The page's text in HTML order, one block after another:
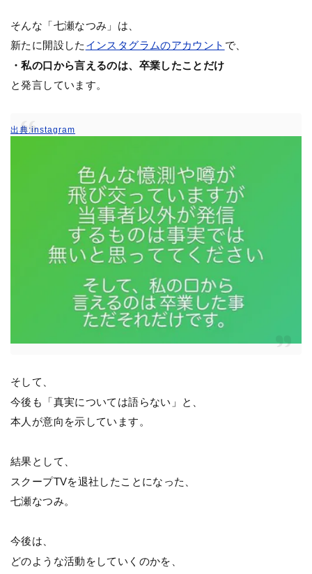
そんな「七瀬なつみ」は、
新たに開設した インスタグラムのアカウント で、
・私の口から言えるのは、卒業したことだけ
と発言しています。
出典:instagram
そして、
今後も「真実については語らない」と、
本人が意向を示しています。
結果として、
スクープTVを退社したことになった、
七瀬なつみ。
今後は、
どのような活動をしていくのかを、